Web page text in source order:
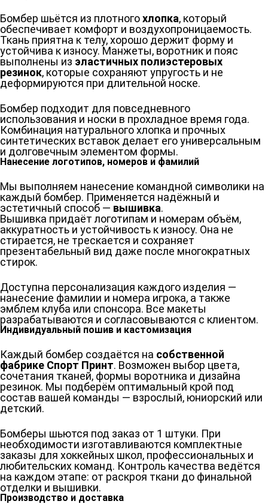
Бомбер шьётся из плотногохлопка, который
обеспечивает комфорт и воздухопроницаемость.
Ткань приятна к телу, хорошо держит форму и
устойчива к износу. Манжеты, воротник и пояс
выполнены из эластичных полиэстеровых
резинок, которые сохраняют упругость и не
деформируются при длительной носке.
Бомбер подходит для повседневного
использования и носки в прохладное время года.
Комбинация натурального хлопка и прочных
синтетических вставок делает его универсальным
и долговечным элементом формы.
Нанесение логотипов, номеров и фамилий
Мы выполняем нанесение командной символики на
каждый бомбер. Применяется надёжный и
эстетичный способ — вышивка.
Вышивка придаёт логотипам и номерам объём,
аккуратность и устойчивость к износу. Она не
стирается, не трескается и сохраняет
презентабельный вид даже после многократных
стирок.
Доступна персонализация каждого изделия —
нанесение фамилии и номера игрока, а также
эмблем клуба или спонсора. Все макеты
разрабатываются и согласовываются с клиентом.
Индивидуальный пошив и кастомизация
Каждый бомбер создаётся на собственной
фабрике Спорт Принт. Возможен выбор цвета,
сочетания тканей, формы воротника и дизайна
резинок. Мы подберём оптимальный крой под
состав вашей команды — взрослый, юниорский или
детский.
Бомберы шьются под заказ от 1 штуки. При
необходимости изготавливаются комплектные
заказы для хоккейных школ, профессиональных и
любительских команд. Контроль качества ведётся
на каждом этапе: от раскроя ткани до финальной
отделки и вышивки.
Производство и доставка